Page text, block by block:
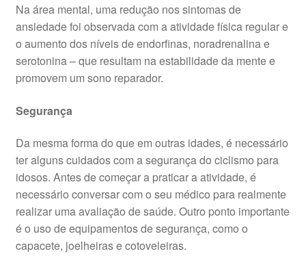
Na área mental, uma redução nos sintomas de
ansiedade foi observada com a atividade física regular e
o aumento dos níveis de endorfinas, noradrenalina e
serotonina – que resultam na estabilidade da mente e
promovem um sono reparador.
Segurança
Da mesma forma do que em outras idades, é necessário
ter alguns cuidados com a segurança do ciclismo para
idosos. Antes de começar a praticar a atividade, é
necessário conversar com o seu médico para realmente
realizar uma avaliação de saúde. Outro ponto importante
é o uso de equipamentos de segurança, como o
capacete, joelheiras e cotoveleiras.